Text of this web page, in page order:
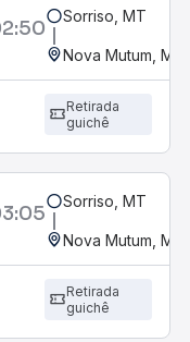
Sorriso, MT
Nova Mutum, MT
Retirada
guichê
Sorriso, MT
Nova Mutum, MT
Retirada
guichê